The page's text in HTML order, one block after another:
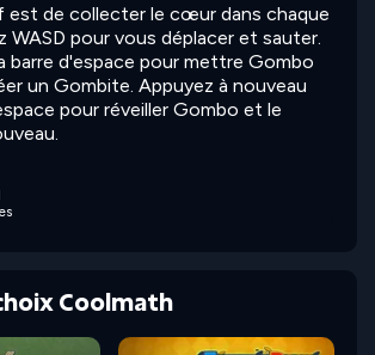
de collecter le cœur dans chaque
WASD pour vous déplacer et sauter.
barre d'espace pour mettre Gombo
un Gombite. Appuyez à nouveau
pour réveiller Gombo et le
Coolmath